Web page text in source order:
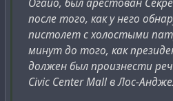
Kimchi, and arms dealers A.
participated in planning the
American side, US National
Michael Ledeenand Oliver
ensuring the operation.
преднамеренным событием,
фальсификацией как тайной
возможно, астронавты
предстоящей гражданской,
кончине.
Огайо, был арестован
после того, как у него
пистолет с холостыми
минут до того, как
должен был произнести
Civic Center Mall в Лос-